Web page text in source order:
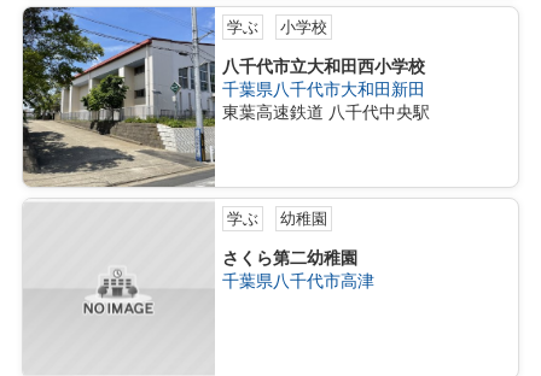
学ぶ 小学校
八千代市立大和田西小学校
千葉県八千代市大和田新田
東葉高速鉄道 八千代中央駅
学ぶ 幼稚園
さくら第二幼稚園
千葉県八千代市高津